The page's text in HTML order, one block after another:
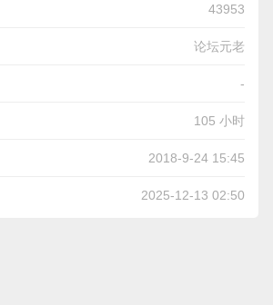
43953
论坛元老
-
105 小时
2018-9-24 15:45
2025-12-13 02:50